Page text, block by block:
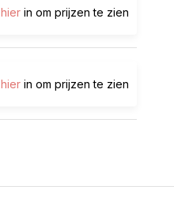
hierin om prijzen te zien
hierin om prijzen te zien